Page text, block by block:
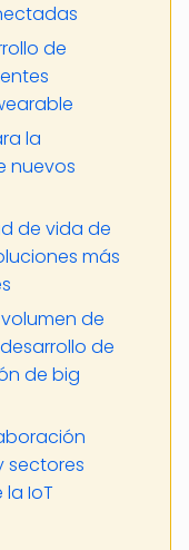
de
la
nuevos
de vida de
más
de
de
de big
sectores
IoT